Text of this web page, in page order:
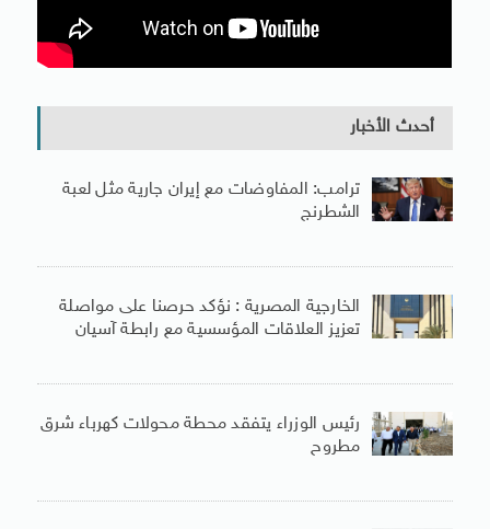
أحدث الأخبار
ترامب: المفاوضات مع إيران جارية مثل لعبة
الشطرنج
الخارجية المصرية : نؤكد حرصنا على مواصلة
تعزيز العلاقات المؤسسية مع رابطة آسيان
رئيس الوزراء يتفقد محطة محولات كهرباء شرق
مطروح